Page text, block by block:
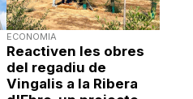
ECONOMIA
Reactiven les obres
del regadiu de
Vingalis a la Ribera